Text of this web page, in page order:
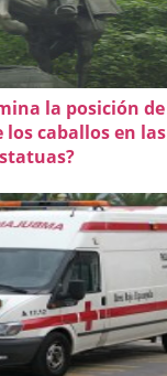
la posición de
los caballos en las